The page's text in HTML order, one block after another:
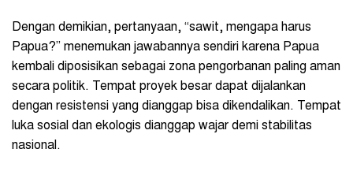
Dengan demikian, pertanyaan, “sawit, mengapa harus
Papua?” menemukan jawabannya sendiri karena Papua
kembali diposisikan sebagai zona pengorbanan paling aman
secara politik. Tempat proyek besar dapat dijalankan
dengan resistensi yang dianggap bisa dikendalikan. Tempat
luka sosial dan ekologis dianggap wajar demi stabilitas
nasional.